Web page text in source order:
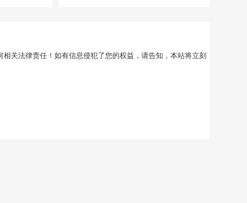
相关法律责任！如有信息侵犯了您的权益，请告知，本站将立刻